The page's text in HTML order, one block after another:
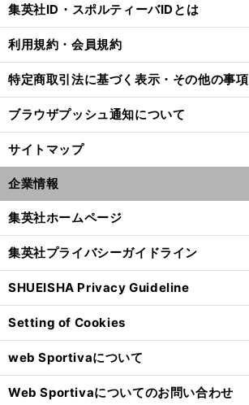
集英社ID・スポルティーバIDとは
利用規約・会員規約
特定商取引法に基づく表示・その他の事項
ブラウザプッシュ通知について
サイトマップ
企業情報
集英社ホームページ
集英社プライバシーガイドライン
SHUEISHA Privacy Guideline
Setting of Cookies
web Sportivaについて
Web Sportivaについてのお問い合わせ